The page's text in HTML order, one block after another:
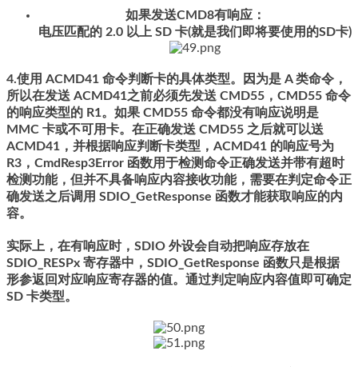
如果发送CMD8有响应：
电压匹配的 2.0 以上 SD 卡(就是我们即将要使用的SD卡)
4.使用 ACMD41 命令判断卡的具体类型。因为是 A 类命令，
所以在发送 ACMD41之前必须先发送 CMD55，CMD55 命令
的响应类型的 R1。如果 CMD55 命令都没有响应说明是
MMC 卡或不可用卡。在正确发送 CMD55 之后就可以送
ACMD41，并根据响应判断卡类型，ACMD41 的响应号为
R3，CmdResp3Error 函数用于检测命令正确发送并带有超时
检测功能，但并不具备响应内容接收功能，需要在判定命令正
确发送之后调用 SDIO_GetResponse 函数才能获取响应的内
容。
实际上，在有响应时，SDIO 外设会自动把响应存放在
SDIO_RESPx 寄存器中，SDIO_GetResponse 函数只是根据
形参返回对应响应寄存器的值。通过判定响应内容值即可确定
SD 卡类型。